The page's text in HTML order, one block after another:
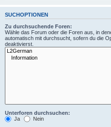
SUCHOPTIONEN
Zu durchsuchende Foren:
Wähle das Forum oder die Foren aus, in
automatisch mit durchsucht, sofern du die
deaktivierst.
Unterforen durchsuchen:
Ja
Nein